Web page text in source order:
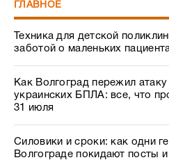
ГЛАВНОЕ
Техника для детской
заботой о маленьких
Как Волгоград пережил атаку
украинских БПЛА: все, что
31 июля
Силовики и сроки: как одни
Волгограде покидают посты